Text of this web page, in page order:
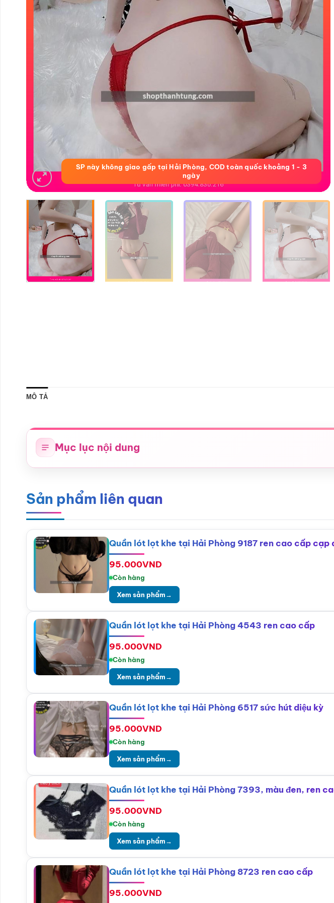
SP này không giao gấp tại Hải Phòng, COD toàn quốc khoảng 1 - 3
ngày
MÔ TẢ
Mục lục nội dung
Sản phẩm liên quan
Quần lót lọt khe tại Hải Phòng 9187 ren cao cấp cạp
95.000VND
Còn hàng
Xem sản phẩm→
Quần lót lọt khe tại Hải Phòng 4543 ren cao cấp
95.000VND
Còn hàng
Xem sản phẩm→
Quần lót lọt khe tại Hải Phòng 6517 sức hút diệu kỳ
95.000VND
Còn hàng
Xem sản phẩm→
Quần lót lọt khe tại Hải Phòng 7393, màu đen, ren
95.000VND
Còn hàng
Xem sản phẩm→
Quần lót lọt khe tại Hải Phòng 8723 ren cao cấp
95.000VND